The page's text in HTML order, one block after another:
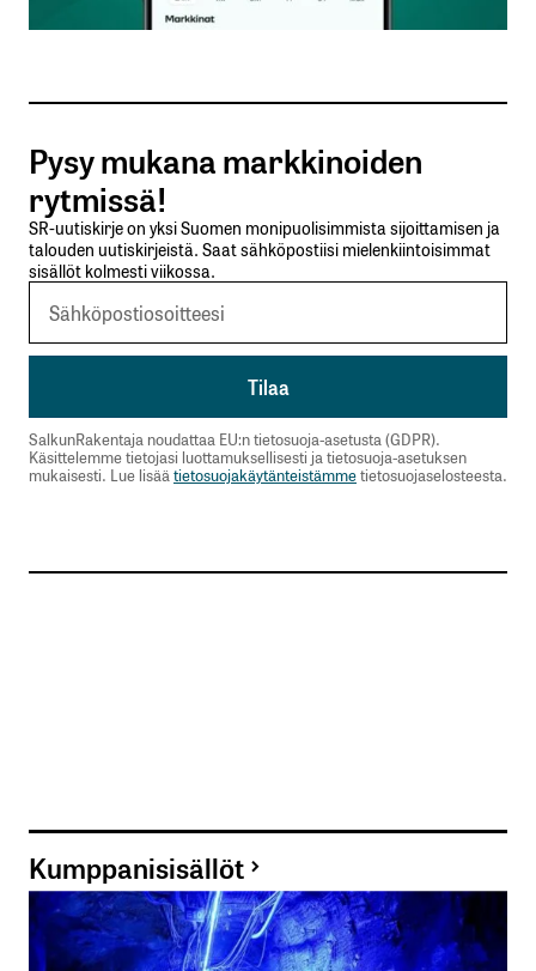
Sähköpostiosoitteesi
Tilaa SalkunRakentajan uutiskirje
Lähetä kommentti
Pysy mukana markkinoiden
rytmissä!
SR-uutiskirje on yksi Suomen monipuolisimmista sijoittamisen ja
talouden uutiskirjeistä. Saat sähköpostiisi mielenkiintoisimmat
sisällöt kolmesti viikossa.
SalkunRakentaja noudattaa EU:n tietosuoja-asetusta (GDPR).
Käsittelemme tietojasi luottamuksellisesti ja tietosuoja-asetuksen
mukaisesti. Lue lisää tietosuojakäytänteistämmetietosuojaselosteesta.
Kumppanisisällöt